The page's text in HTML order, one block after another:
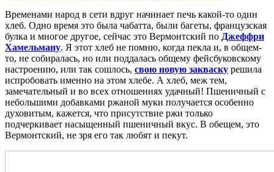
Временами народ в сети вдруг начинает печь какой-то один
хлеб. Одно время это была чабатта, были багеты, французская
булка и многое другое, сейчас это Вермонтский по Джеффри
Хамельману. Я этот хлеб не помню, когда пекла и, в общем-
то, не собиралась, но или поддалась общему фейсбуковскому
настроению, или так сошлось, свою новую закваску решила
испробовать именно на этом хлебе. А хлеб, меж тем,
замечательный и во всех отношениях удачный! Пшеничный с
небольшими добавками ржаной муки получается особенно
духовитым, кажется, что присутствие ржи только
подчеркивает насыщенный пшеничный вкус. В обещем, это
Вермонтский, не зря его так любят и пекут.